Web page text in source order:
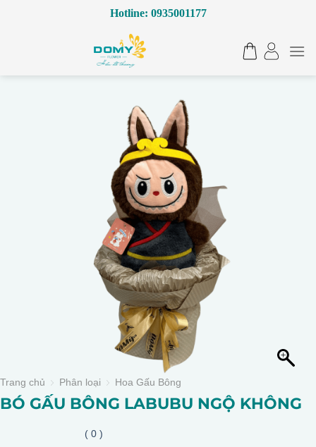
Hotline: 0935001177
Trang chủ Phân loại Hoa Gấu Bông
BÓ GẤU BÔNG LABUBU NGỘ KHÔNG
( 0 )